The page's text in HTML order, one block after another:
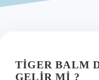
Hakkımızda
TIGER BALM
GELIR MI ?